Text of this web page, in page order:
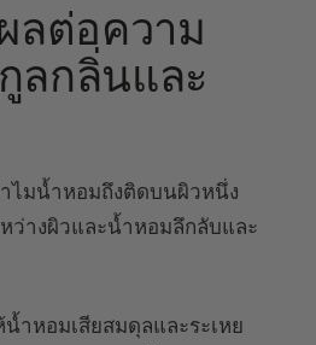
ลต่อความ
ลกลิ่นและ
ไมน้ำหอมถึงติดบนผิวหนึ่ง
ว่างผิวและน้ำหอมลึกลับและ
ำหอมเสียสมดุลและระเหย